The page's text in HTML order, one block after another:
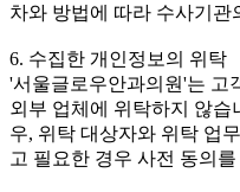
차와 방법에 따라 수사기관
6. 수집한 개인정보의 위탁
'서울글로우안과의원'는 고
외부 업체에 위탁하지 않습
우, 위탁 대상자와 위탁 업
고 필요한 경우 사전 동의